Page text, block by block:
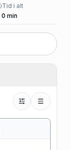
Tid i alt
0 min